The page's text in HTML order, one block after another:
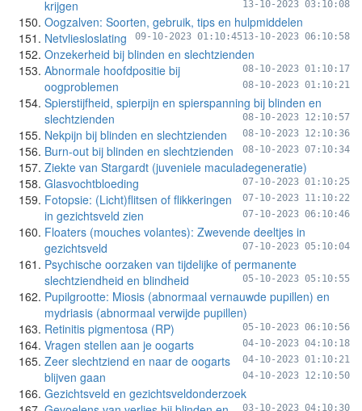
krijgen
13-10-2023 03:10:08
Oogzalven: Soorten, gebruik, tips en hulpmiddelen
13-10-2023 06:10:58
Netvliesloslating 09-10-2023 01:10:45
Onzekerheid bij blinden en slechtzienden
08-10-2023 01:10:17
Abnormale hoofdpositie bij
oogproblemen
08-10-2023 01:10:21
Spierstijfheid, spierpijn en spierspanning bij blinden en
slechtzienden
08-10-2023 12:10:57
Nekpijn bij blinden en slechtzienden 08-10-2023 12:10:36
Burn-out bij blinden en slechtzienden 08-10-2023 07:10:34
Ziekte van Stargardt (juveniele maculadegeneratie)
07-10-2023 01:10:25
Glasvochtbloeding
07-10-2023 11:10:22
Fotopsie: (Licht)flitsen of flikkeringen
in gezichtsveld zien
07-10-2023 06:10:46
Floaters (mouches volantes): Zwevende deeltjes in
gezichtsveld
07-10-2023 05:10:04
Psychische oorzaken van tijdelijke of permanente
slechtziendheid en blindheid
05-10-2023 05:10:55
Pupilgrootte: Miosis (abnormaal vernauwde pupillen) en
mydriasis (abnormaal verwijde pupillen)
05-10-2023 06:10:56
Retinitis pigmentosa (RP)
04-10-2023 04:10:18
Vragen stellen aan je oogarts
04-10-2023 01:10:21
Zeer slechtziend en naar de oogarts
blijven gaan
04-10-2023 12:10:50
Gezichtsveld en gezichtsveldonderzoek
03-10-2023 04:10:30